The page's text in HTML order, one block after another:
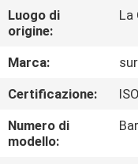
DI
NOI
VISITA
ALLA
FABBRICA
Luogo di
origine:
La
Marca:
Certificazione:
Numero di
modello: